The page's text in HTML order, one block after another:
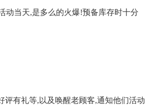
动当天,是多么的火爆!预备库存时十分
有礼等,以及唤醒老顾客,通知他们活动